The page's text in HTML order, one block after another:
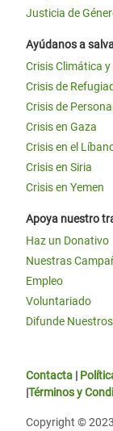
Justicia de
Ayúdanos a
Crisis Climática
Crisis de
Crisis de
Crisis en Gaza
Crisis en el
Crisis en Siria
Crisis en Yemen
Apoya nuestro
Haz un Donativo
Nuestras
Empleo
Voluntariado
Difunde
Contacta |
|Términos y
Copyright ©